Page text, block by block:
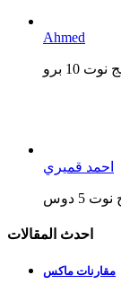
Ahmed
احمد قميري
احدث المقالات
مقارنات ماكس